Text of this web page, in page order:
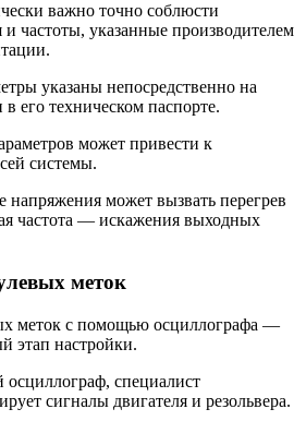
важно точно соблюсти
частоты, указанные производителем
указаны непосредственно на
в его техническом паспорте.
может привести к
системы.
может вызвать перегрев
частота — искажения выходных
меток
меток с помощью осциллографа —
этап настройки.
осциллограф, специалист
сигналы двигателя и резольвера.